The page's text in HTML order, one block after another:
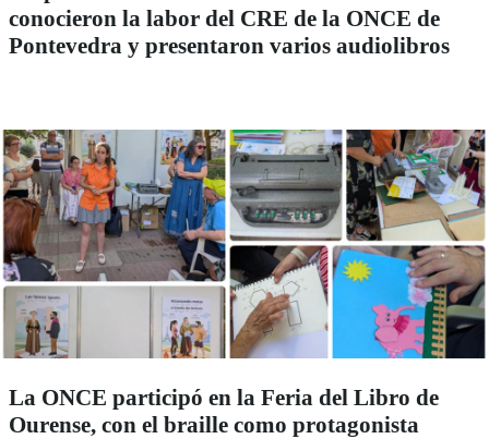
conocieron la labor del CRE de la ONCE de
Pontevedra y presentaron varios audiolibros
La ONCE participó en la Feria del Libro de
Ourense, con el braille como protagonista